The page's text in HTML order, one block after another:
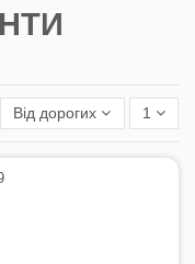
Від дорогих 1